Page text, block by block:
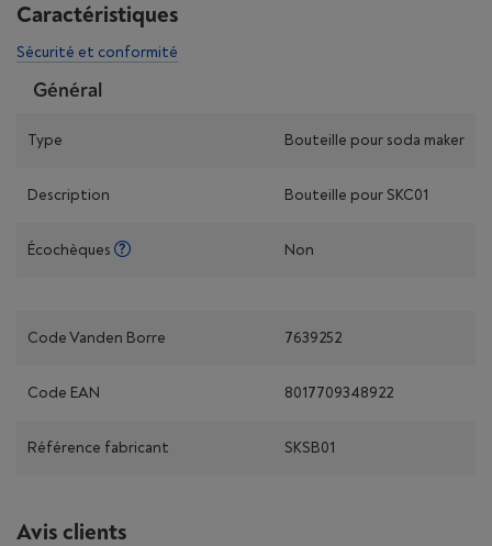
Caractéristiques
Sécurité et conformité
Général
Type Bouteille pour soda maker
Description Bouteille pour SKC01
Écochèques Non
Code Vanden Borre 7639252
Code EAN 8017709348922
Référence fabricant SKSB01
Avis clients